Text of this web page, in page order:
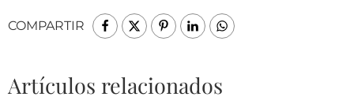
COMPARTIR
Artículos relacionados